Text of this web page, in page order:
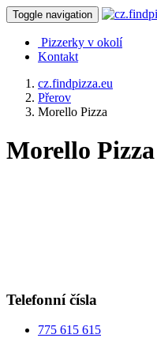
Toggle navigation
Pizzerky v okolí
Kontakt
cz.findpizza.eu
Přerov
Morello Pizza
Morello Pizza
Telefonní čísla
775 615 615